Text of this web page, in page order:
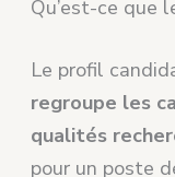
Qu’est-ce que
Le profil
regroupe les
qualités
pour un poste